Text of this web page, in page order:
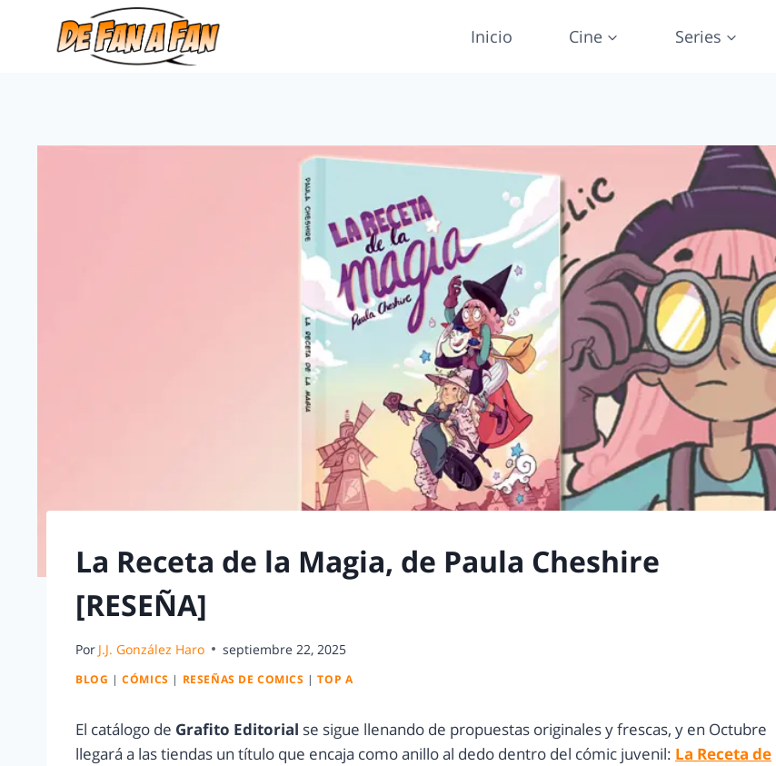
Inicio Cine Series
La Receta de la Magia, de Paula Cheshire
[RESEÑA]
Por J.J. González Haro septiembre 22, 2025
BLOG |CÓMICS | RESEÑAS DE COMICS |TOP A
El catálogo de Grafito Editorial se sigue llenando de propuestas originales y frescas, y en Octubre
llegará a las tiendas un título que encaja como anillo al dedo dentro del cómic juvenil: La Receta de